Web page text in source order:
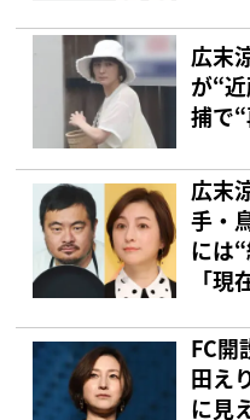
広末
が“
捕で
広末
手・
には
「現
FC
田え
に見